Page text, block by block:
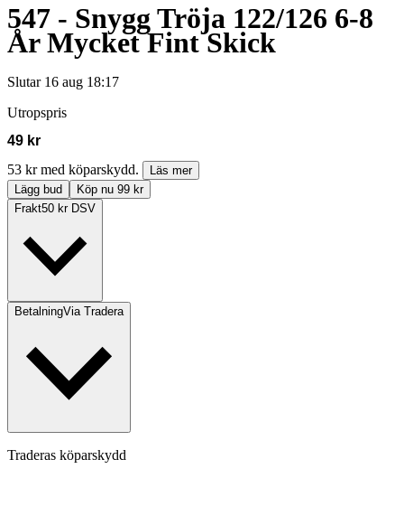
547 - Snygg Tröja 122/126 6-8
År Mycket Fint Skick
Slutar 16 aug 18:17
Utropspris
49 kr
53 kr med köparskydd.
Läs mer
Lägg bud
Köp nu 99 kr
Frakt50 kr DSV
BetalningVia Tradera
Traderas köparskydd